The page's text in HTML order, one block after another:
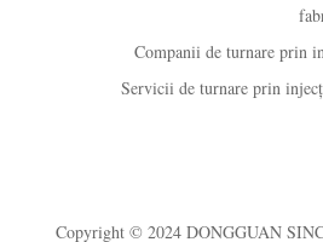
Companii de turnare prin
Servicii de turnare prin
Copyright © 2024 DONGGUAN